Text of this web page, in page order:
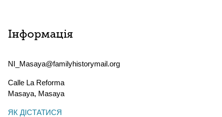
Інформація
NI_Masaya@familyhistorymail.org
Calle La Reforma
Masaya, Masaya
ЯК ДІСТАТИСЯ